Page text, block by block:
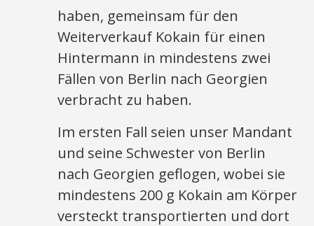
haben, gemeinsam für den
Weiterverkauf Kokain für einen
Hintermann in mindestens zwei
Fällen von Berlin nach Georgien
verbracht zu haben.
Im ersten Fall seien unser Mandant
und seine Schwester von Berlin
nach Georgien geflogen, wobei sie
mindestens 200 g Kokain am Körper
versteckt transportierten und dort